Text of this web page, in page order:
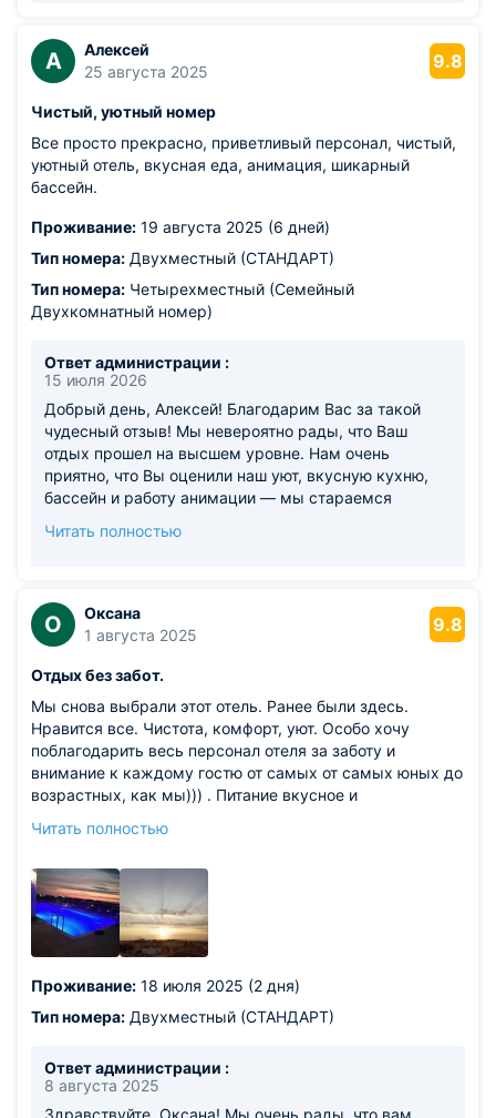
остались полностью удовлетворены отдыхом у нас.
С нетерпением будем ждать возможности вновь
приветствовать Вас в нашем отеле! С уважением,
Команда отеля Амфора.
А
Алексей
25 августа 2025
9.8
Чистый, уютный номер
Все просто прекрасно, приветливый персонал, чистый,
уютный отель, вкусная еда, анимация, шикарный
бассейн.
Проживание: 19 августа 2025 (6 дней)
Тип номера: Двухместный (СТАНДАРТ)
Тип номера: Четырехместный (Семейный
Двухкомнатный номер)
Ответ администрации :
15 июля 2026
Добрый день, Алексей! Благодарим Вас за такой
чудесный отзыв! Мы невероятно рады, что Ваш
отдых прошел на высшем уровне. Нам очень
приятно, что Вы оценили наш уют, вкусную кухню,
бассейн и работу анимации — мы стараемся
чувствовал себя у нас как дома. Обязательно
нетерпением ждать возможности снова
приветствовать Вас в Амфоре! С наилучшими
пожеланиями, Команда отеля Амфора.
Читать полностью
О
Оксана
1 августа 2025
9.8
Отдых без забот.
Мы снова выбрали этот отель. Ранее были здесь.
Нравится все. Чистота, комфорт, уют. Особо хочу
поблагодарить весь персонал отеля за заботу и
внимание к каждому гостю от самых от самых юных до
возрастных, как мы))) . Питание вкусное и
диетические блюда, и для малышей. Парковка для
территории, детские кресла для кормления, колясочки,
кроватки, наборы для творчества, аниматор. Бассейн
на крыше отеля - это особенная отличительная черта
этого отеля, которая делает его интересным в любое
зоны бассейна фантастический. Рекомендую этот отель
всем, кто не хочет думать о бытовых вопросах на
Планируем быть частыми гостями в дальнейшем.
Читать полностью
Проживание: 18 июля 2025 (2 дня)
Тип номера: Двухместный (СТАНДАРТ)
Ответ администрации :
8 августа 2025
Здравствуйте, Оксана! Мы очень рады, что вам